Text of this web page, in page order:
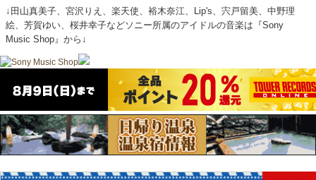
↓田山真美子、宮沢りえ、楽天使、裕木奈江、Lip's、宍戸留美、中野理
絵、芳賀ゆい、桜井幸子などソニー所属のアイドルの音楽は『Sony
Music Shop』から↓